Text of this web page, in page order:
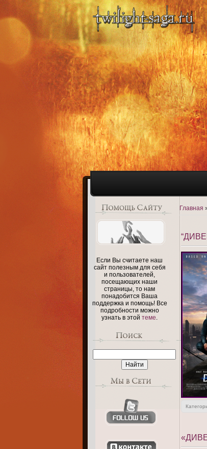
Если Вы считаете наш
сайт полезным для себя
и пользователей,
посещающих наши
страницы, то нам
понадобится Ваша
поддержка и помощь! Все
подробности можно
узнать в этой теме.
Главная